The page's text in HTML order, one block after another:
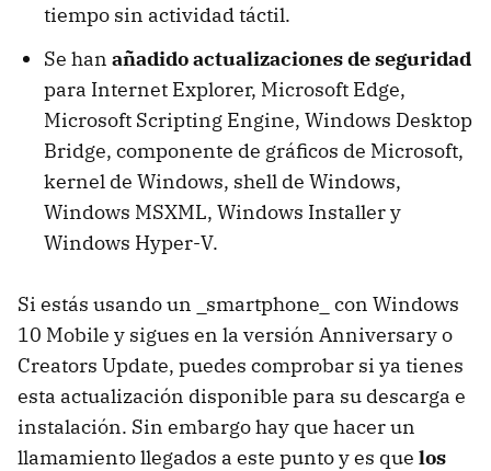
tiempo sin actividad táctil.
Se han añadido actualizaciones de seguridad
para Internet Explorer, Microsoft Edge,
Microsoft Scripting Engine, Windows Desktop
Bridge, componente de gráficos de Microsoft,
kernel de Windows, shell de Windows,
Windows MSXML, Windows Installer y
Windows Hyper-V.
Si estás usando un _smartphone_ con Windows
10 Mobile y sigues en la versión Anniversary o
Creators Update, puedes comprobar si ya tienes
esta actualización disponible para su descarga e
instalación. Sin embargo hay que hacer un
llamamiento llegados a este punto y es que los